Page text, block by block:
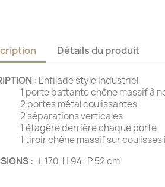
Détails du produit
: Enfilade style Industriel
battante chêne massif à
métal coulissantes
verticales
derrière chaque porte
chêne massif sur
: L 170 H 94 P 52 cm